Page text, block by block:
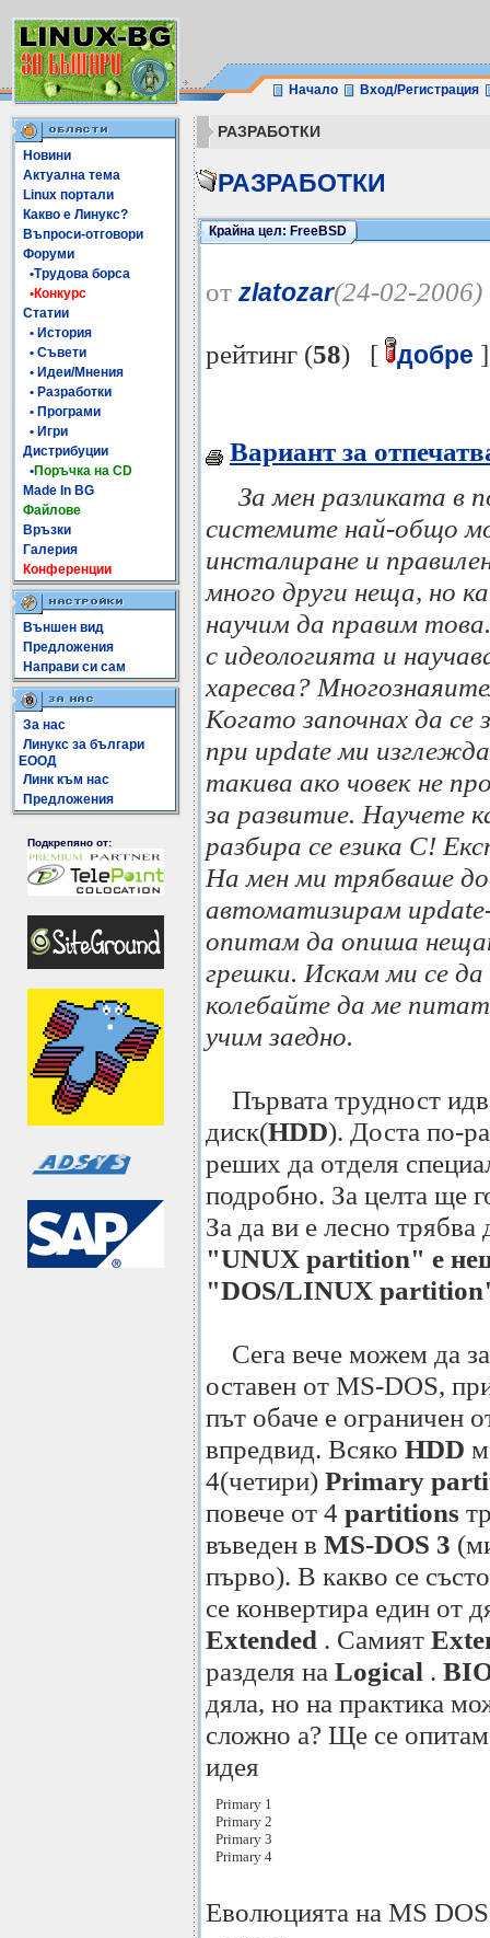
Начало Вход/Регистрация
Новини
Актуална тема
Linux портали
Какво е Линукс?
Въпроси-отговори
Форуми
•Трудова борса
•Конкурс
Статии
• История
• Съвети
• Идеи/Мнения
• Разработки
• Програми
• Игри
Дистрибуции
•Поръчка на CD
Made In BG
Файлове
Връзки
Галерия
Конференции
Външен вид
Предложения
Направи си сам
За нас
Линукс за българи
ЕООД
Линк към нас
Предложения
Подкрепяно от:
РАЗРАБОТКИ
РАЗРАБОТКИ
Крайна цел: FreeBSD
от zlatozar(24-02-2006)
рейтинг (58) [ добре
Вариант за
За мен разликата в
системите най-общо
инсталиране и
много други неща, но
научим да правим
с идеологията и
харесва?
Когато започнах да
при update ми
такива ако човек не
за развитие. Научете
разбира се езика С!
На мен ми трябваше
автоматизирам
опитам да опиша
грешки. Искам ми се да
колебайте да ме
учим заедно.
Първата трудност
диск(HDD). Доста по-
реших да отделя
подробно. За целта ще
За да ви е лесно трябва
"UNUX partition" е
"DOS/LINUX
Сега вече можем да
оставен от MS-DOS,
път обаче е ограничен
впредвид. Всяко HDD
4(четири) Primary
повече от 4 partitions
въведен в MS-DOS 3
първо). В какво се
се конвертира един от
Extended . Самият
разделя на Logical .
дяла, но на практика
сложно а? Ще се
идея
   Primary 1
   Primary 2
   Primary 3
   Primary 4
Еволюцията на MS